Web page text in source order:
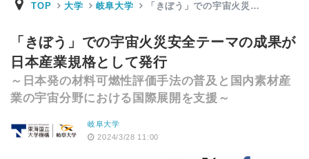
TOP 大学 岐阜大学 「きぼう」での宇宙火災…
「きぼう」での宇宙火災安全テーマの成果が
日本産業規格として発行
～日本発の材料可燃性評価手法の普及と国内素材産
業の宇宙分野における国際展開を支援～
岐阜大学
2024/3/28 11:00